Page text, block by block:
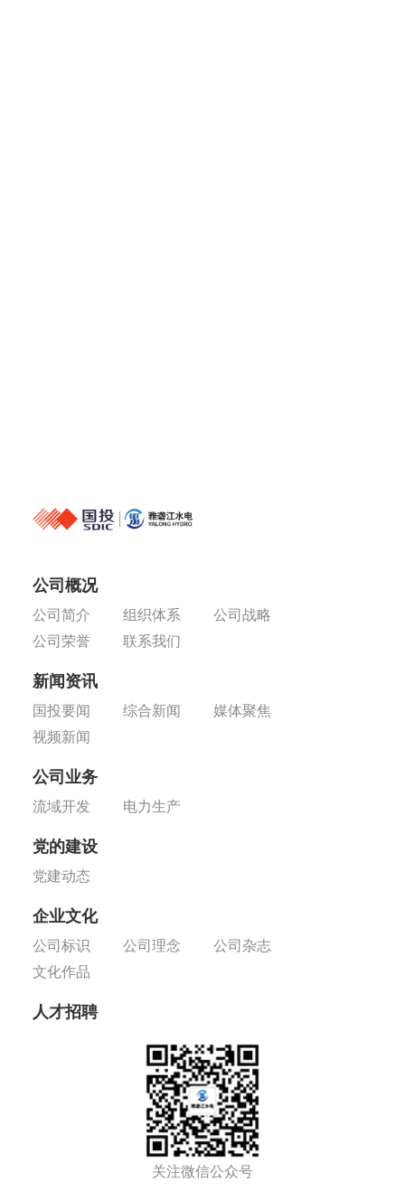
公司概况
公司简介 组织体系
公司战略
公司荣誉
联系我们
新闻资讯
国投要闻 综合新闻
媒体聚焦
视频新闻
公司业务
流域开发 电力生产
党的建设
党建动态
企业文化
公司标识 公司理念
公司杂志
文化作品
人才招聘
关注微信公众号